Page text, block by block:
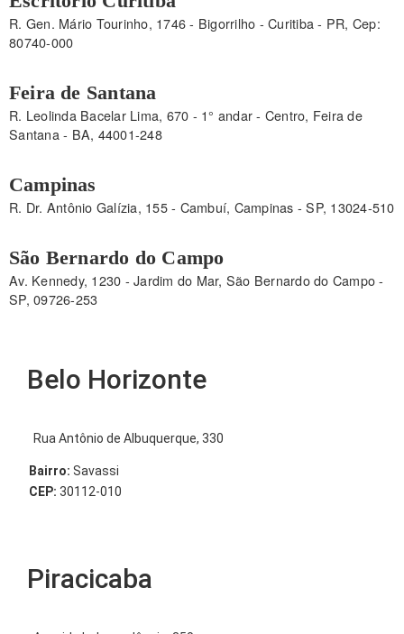
R. Gen. Mário Tourinho, 1746 - Bigorrilho - Curitiba - PR, Cep:
80740-000
Feira de Santana
R. Leolinda Bacelar Lima, 670 - 1° andar - Centro, Feira de
Santana - BA, 44001-248
Campinas
R. Dr. Antônio Galízia, 155 - Cambuí, Campinas - SP, 13024-510
São Bernardo do Campo
Av. Kennedy, 1230 - Jardim do Mar, São Bernardo do Campo -
SP, 09726-253
Belo Horizonte
Rua Antônio de Albuquerque, 330
Bairro: Savassi
CEP: 30112-010
Piracicaba